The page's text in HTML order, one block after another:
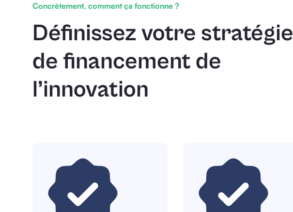
Concrètement, comment ça fonctionne ?
Définissez votre stratégie
de financement de
l’innovation